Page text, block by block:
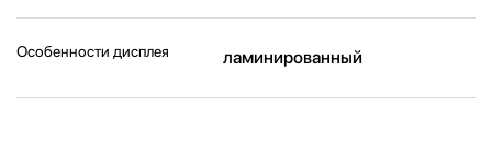
Особенности дисплея ламинированный